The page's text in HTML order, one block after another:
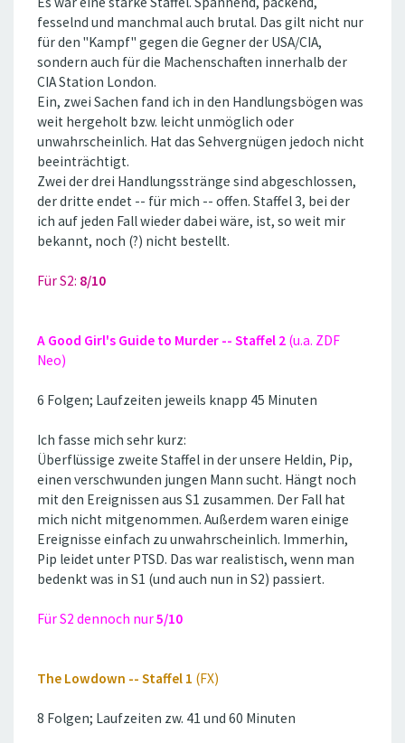
fesselnd und manchmal auch brutal. Das gilt nicht nur
für den ''Kampf'' gegen die Gegner der USA/CIA,
sondern auch für die Machenschaften innerhalb der
CIA Station London.
Ein, zwei Sachen fand ich in den Handlungsbögen was
weit hergeholt bzw. leicht unmöglich oder
unwahrscheinlich. Hat das Sehvergnügen jedoch nicht
beeinträchtigt.
Zwei der drei Handlungsstränge sind abgeschlossen,
der dritte endet -- für mich -- offen. Staffel 3, bei der
ich auf jeden Fall wieder dabei wäre, ist, so weit mir
bekannt, noch (?) nicht bestellt.
Für S2: 8/10
A Good Girl's Guide to Murder -- Staffel 2 (u.a. ZDF
Neo)
6 Folgen; Laufzeiten jeweils knapp 45 Minuten
Ich fasse mich sehr kurz:
Überflüssige zweite Staffel in der unsere Heldin, Pip,
einen verschwunden jungen Mann sucht. Hängt noch
mit den Ereignissen aus S1 zusammen. Der Fall hat
mich nicht mitgenommen. Außerdem waren einige
Ereignisse einfach zu unwahrscheinlich. Immerhin,
Pip leidet unter PTSD. Das war realistisch, wenn man
bedenkt was in S1 (und auch nun in S2) passiert.
Für S2 dennoch nur5/10
The Lowdown -- Staffel 1 (FX)
8 Folgen; Laufzeiten zw. 41 und 60 Minuten